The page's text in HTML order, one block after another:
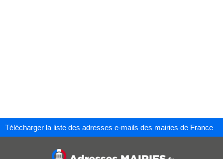
Télécharger la liste des adresses e-mails des mairies de France